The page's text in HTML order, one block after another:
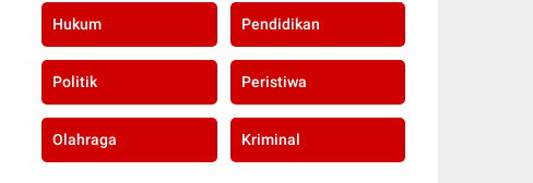
Hukum Pendidikan
Politik Peristiwa
Olahraga Kriminal